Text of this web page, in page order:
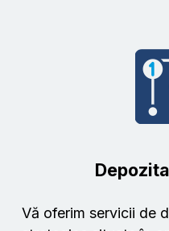
Vă oferim servicii de